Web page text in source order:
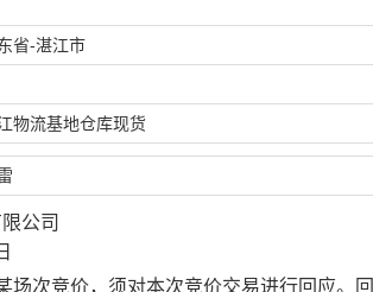
省-湛江市
物流基地仓库现货
公司
场次竞价，须对本次竞价交易进行回应。